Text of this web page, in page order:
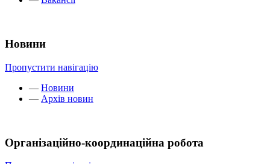
Новини
Пропустити навігацію
— Новини
— Архів новин
Організаційно-координаційна робота